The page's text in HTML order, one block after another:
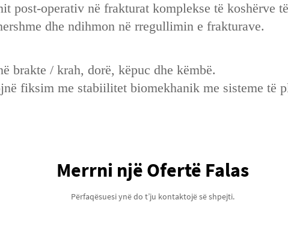
post-operativ në frakturat komplekse të koshërve
dhe ndihmon në rregullimin e frakturave.
brakte / krah, dorë, këpuc dhe këmbë.
fiksim me stabiilitet biomekhanik me sisteme të
Merrni një Ofertë Falas
Përfaqësuesi ynë do t’ju kontaktojë së shpejti.